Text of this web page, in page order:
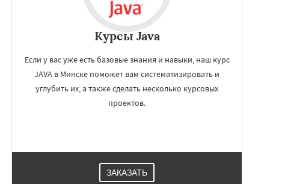
Курсы Java
Если у вас уже есть базовые знания и навыки, наш курс
JAVA в Минске поможет вам систематизировать и
углубить их, а также сделать несколько курсовых
проектов.
ЗАКАЗАТЬ